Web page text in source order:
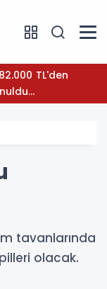
tavanlarında
olacak.